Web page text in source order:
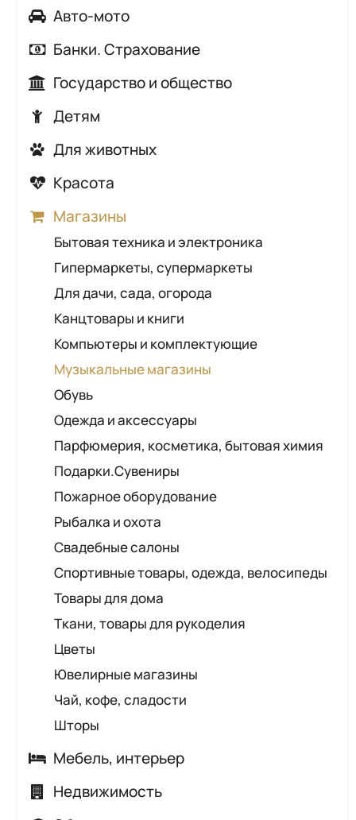
Авто-мото
Автозапчасти
Автосалоны, автохаусы
Автосервисы, автотехцентры
Автошколы
ГАИ
Шиномонтаж
Банки. Страхование
Банки
Государство и общество
Аварийные и диспетчерские службы
Контролирующие органы
Общественно-социальные организации
Правоохранительные органы
Промышленные предприятия
Солигорский районный исполнительный
комитет
Детям
Детские кафе
оздоровительные процедуры
Детские сады
Развитие и обучение
Развлечения для детей
Товары для детей
Прокат товаров для детей
Для животных
Ветеринарные аптеки
Зоомагазины
Грумеры
Красота
Косметические кабинеты
Маникюр, педикюр
Парикмахерские
Салоны красоты
Солярии
Магазины
Бытовая техника и электроника
Гипермаркеты, супермаркеты
Для дачи, сада, огорода
Канцтовары и книги
Компьютеры и комплектующие
Музыкальные магазины
Обувь
Одежда и аксессуары
Парфюмерия, косметика, бытовая химия
Подарки.Сувениры
Пожарное оборудование
Рыбалка и охота
Свадебные салоны
Спортивные товары, одежда, велосипеды
Товары для дома
Ткани, товары для рукоделия
Цветы
Ювелирные магазины
Чай, кофе, сладости
Шторы
Мебель, интерьер
Керамическая плитка, сантехника
Недвижимость